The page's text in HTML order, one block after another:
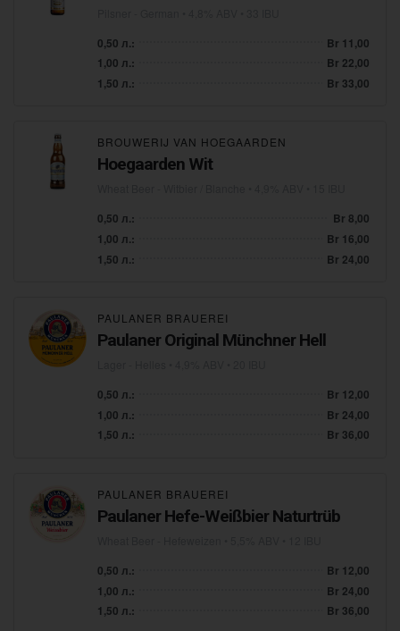
0,50 л.:
Br 11,00
1,00 л.:
Br 22,00
1,50 л.:
Br 33,00
BROUWERIJ VAN HOEGAARDEN
Hoegaarden Wit
0,50 л.:
Br 8,00
1,00 л.:
Br 16,00
1,50 л.:
Br 24,00
PAULANER BRAUEREI
Paulaner Original Münchner Hell
0,50 л.:
Br 12,00
1,00 л.:
Br 24,00
1,50 л.:
Br 36,00
PAULANER BRAUEREI
Paulaner Hefe-Weißbier Naturtrüb
0,50 л.:
Br 12,00
1,00 л.:
Br 24,00
1,50 л.:
Br 36,00